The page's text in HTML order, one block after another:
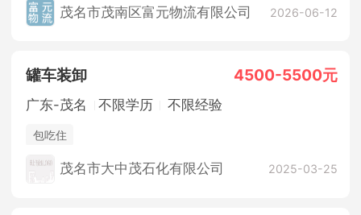
茂名市茂南区富元物流有限公司 2026-06-12
罐车装卸 4500-5500元
广东-茂名 不限学历 不限经验
包吃住
茂名市大中茂石化有限公司 2025-03-25